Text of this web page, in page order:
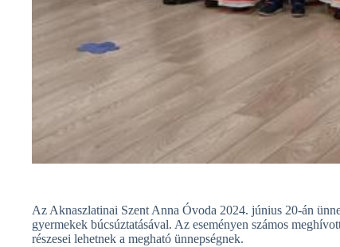
Az Aknaszlatinai Szent Anna Óvoda 2024. június 20-án
gyermekek búcsúztatásával. Az eseményen számos
részesei lehetnek a megható ünnepségnek.